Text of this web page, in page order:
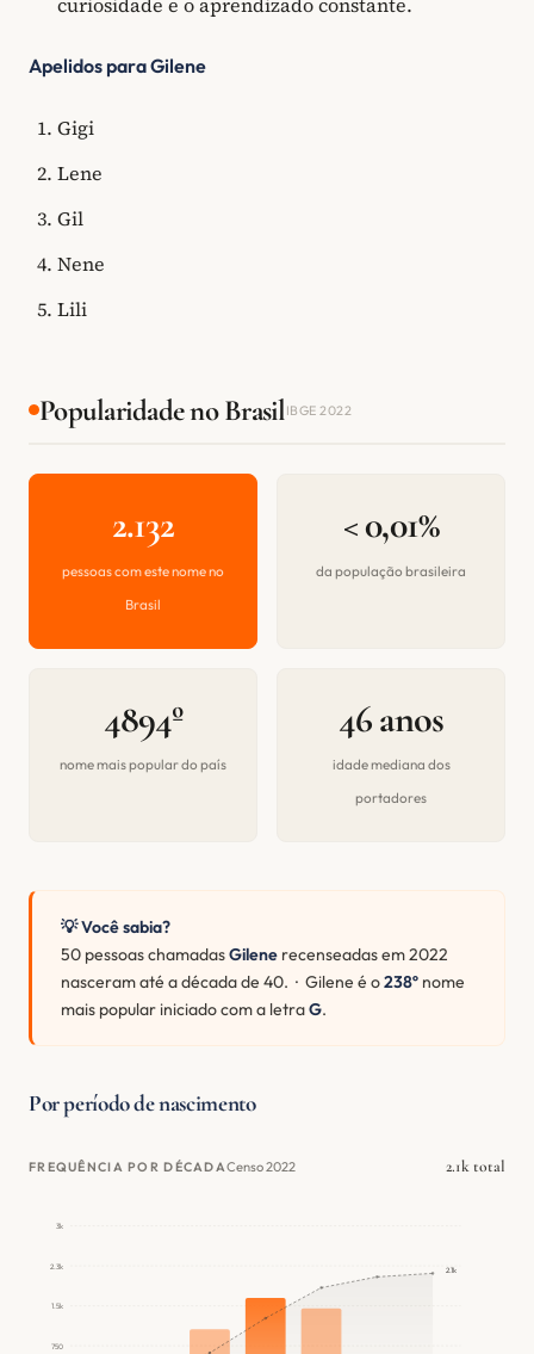
Apelidos para Gilene
Gigi
Lene
Gil
Nene
Lili
Popularidade no BrasilIBGE 2022
2.132
pessoas com este nome no
Brasil
< 0,01%
da população brasileira
4894º
nome mais popular do país
46 anos
idade mediana dos
portadores
💡 Você sabia?
50 pessoas chamadasGilene recenseadas em 2022
nasceram até a década de 40. · Gilene é o238º nome
mais popular iniciado com a letraG.
Por período de nascimento
FREQUÊNCIA POR DÉCADACenso 2022 2.1k total
750
1.5k
2.3k
3k
2.1k